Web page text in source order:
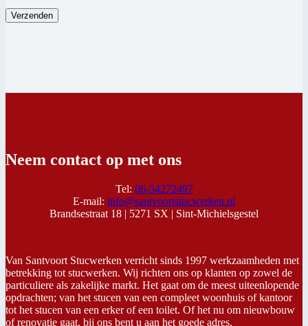
Neem contact op met ons
Tel: 06-54272497
E-mail: info@santvoortstucwerken.nl
Brandsestraat 18 | 5271 SX | Sint-Michielsgestel
Van Santvoort Stucwerken verricht sinds 1997 werkzaamheden met
betrekking tot stucwerken. Wij richten ons op klanten op zowel de
particuliere als zakelijke markt. Het gaat om de meest uiteenlopende
opdrachten; van het stucen van een compleet woonhuis of kantoor
tot het stucen van een erker of een toilet. Of het nu om nieuwbouw
of renovatie gaat, bij ons bent u aan het goede adres.